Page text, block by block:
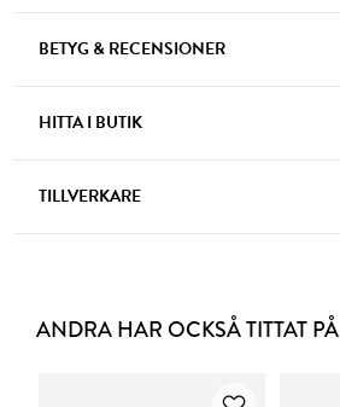
BETYG & RECENSIONER
HITTA I BUTIK
TILLVERKARE
ANDRA HAR OCKSÅ TITTAT PÅ